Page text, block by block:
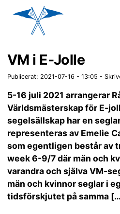
VM i E-Jolle
Publicerat: 2021-07-16 - 13:05 -
5-16 juli 2021 arrangerar
Världsmästerskap för E-
segelsällskap har en
representeras av Emelie
som egentligen består av
week 6-9/7 där män och
varandra och själva VM-
män och kvinnor seglar i
tidsförskjutet på samma